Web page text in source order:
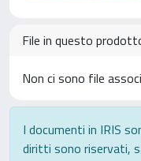
File in questo
Non ci sono file
I documenti in IRIS
diritti sono riservati,